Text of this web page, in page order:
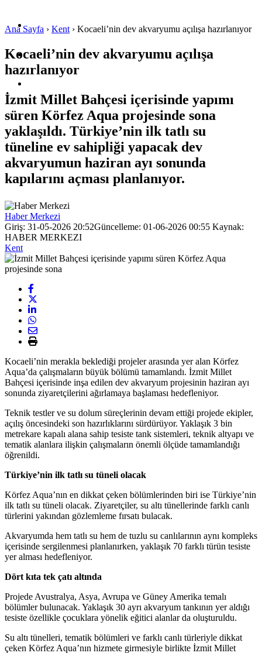
SPOR
MAGAZIN
Ana Sayfa › Kent › Kocaeli’nin dev akvaryumu açılışa hazırlanıyor
Kocaeli’nin dev akvaryumu açılışa
hazırlanıyor
İzmit Millet Bahçesi içerisinde yapımı
süren Körfez Aqua projesinde sona
yaklaşıldı. Türkiye’nin ilk tatlı su
tüneline ev sahipliği yapacak dev
akvaryumun haziran ayı sonunda
kapılarını açması planlanıyor.
Haber Merkezi
Giriş: 31-05-2026 20:52Güncelleme: 01-06-2026 00:55 Kaynak:
HABER MERKEZI
Kent
Kocaeli’nin merakla beklediği projeler arasında yer alan Körfez
Aqua’da çalışmaların büyük bölümü tamamlandı. İzmit Millet
Bahçesi içerisinde inşa edilen dev akvaryum projesinin haziran ayı
sonunda ziyaretçilerini ağırlamaya başlaması hedefleniyor.
Teknik testler ve su dolum süreçlerinin devam ettiği projede ekipler,
açılış öncesindeki son hazırlıklarını sürdürüyor. Yaklaşık 3 bin
metrekare kapalı alana sahip tesiste tank sistemleri, teknik altyapı ve
tematik alanlara ilişkin çalışmaların önemli ölçüde tamamlandığı
öğrenildi.
Türkiye’nin ilk tatlı su tüneli olacak
Körfez Aqua’nın en dikkat çeken bölümlerinden biri ise Türkiye’nin
ilk tatlı su tüneli olacak. Ziyaretçiler, su altı tünellerinde farklı canlı
türlerini yakından gözlemleme fırsatı bulacak.
Akvaryumda hem tatlı su hem de tuzlu su canlılarının aynı kompleks
içerisinde sergilenmesi planlanırken, yaklaşık 70 farklı türün tesiste
yer alması hedefleniyor.
Dört kıta tek çatı altında
Projede Avustralya, Asya, Avrupa ve Güney Amerika temalı
bölümler bulunacak. Yaklaşık 30 ayrı akvaryum tankının yer aldığı
tesiste özellikle çocuklara yönelik eğitici alanlar da oluşturuldu.
Su altı tünelleri, tematik bölümleri ve farklı canlı türleriyle dikkat
çeken Körfez Aqua’nın hizmete girmesiyle birlikte İzmit Millet